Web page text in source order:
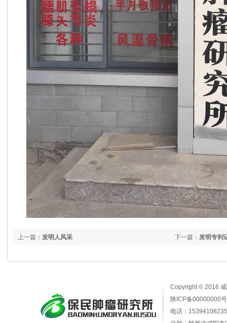
下一篇： 发明专利
上一篇： 发明人风采
Copyright © 2016
陕ICP备00000000号
电话：